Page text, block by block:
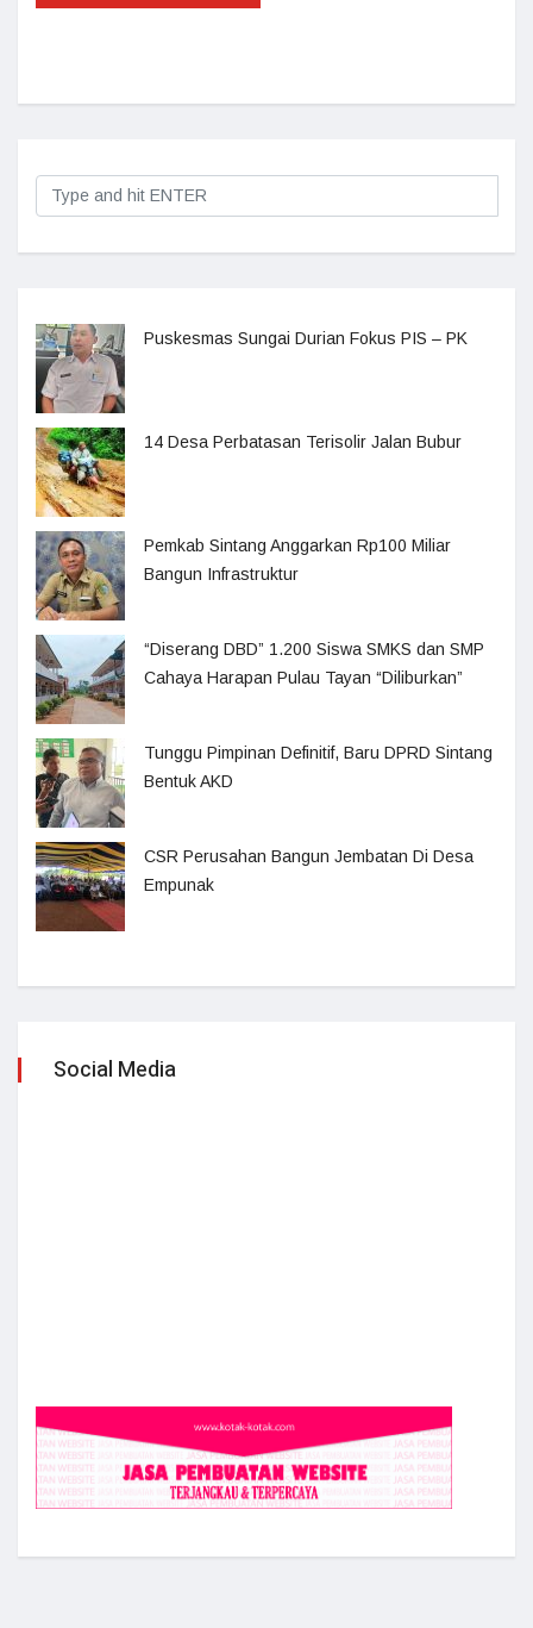
Puskesmas Sungai Durian Fokus PIS – PK
14 Desa Perbatasan Terisolir Jalan Bubur
Pemkab Sintang Anggarkan Rp100 Miliar
Bangun Infrastruktur
“Diserang DBD” 1.200 Siswa SMKS dan SMP
Cahaya Harapan Pulau Tayan “Diliburkan”
Tunggu Pimpinan Definitif, Baru DPRD Sintang
Bentuk AKD
CSR Perusahan Bangun Jembatan Di Desa
Empunak
Social Media